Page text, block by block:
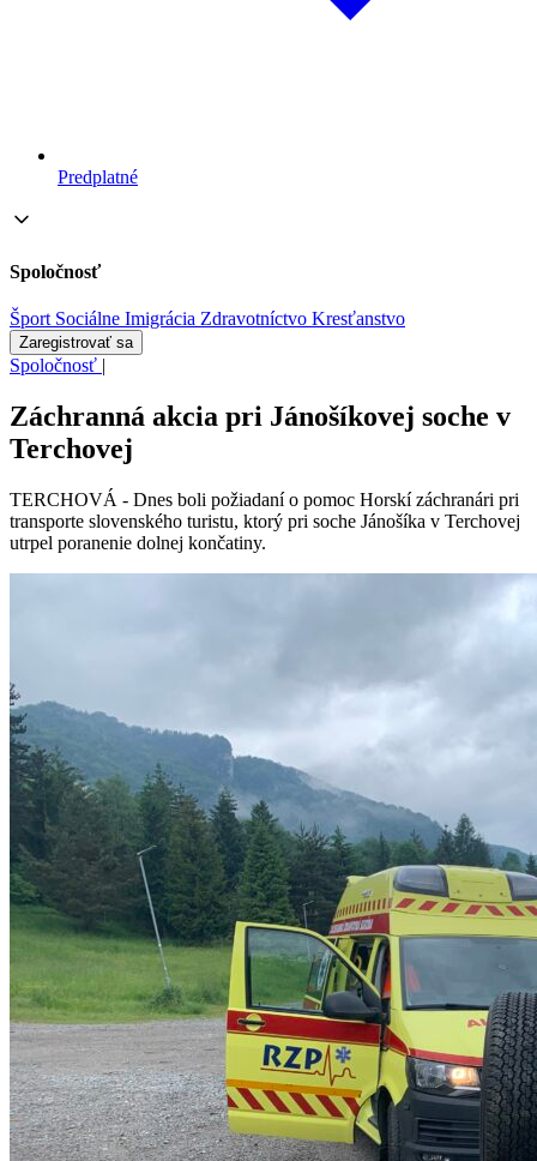
Predplatné
Spoločnosť
Šport Sociálne Imigrácia Zdravotníctvo Kresťanstvo
Zaregistrovať sa
Spoločnosť |
Záchranná akcia pri Jánošíkovej soche v
Terchovej
TERCHOVÁ - Dnes boli požiadaní o pomoc Horskí záchranári pri
transporte slovenského turistu, ktorý pri soche Jánošíka v Terchovej
utrpel poranenie dolnej končatiny.